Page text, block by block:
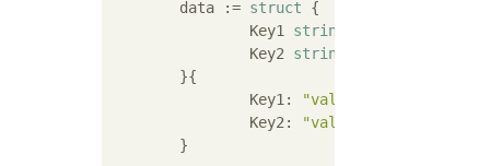
	data :=
struct {
		Key1
string
		Key2
string
		Key1:
"value1"
		Key2:
"value2"